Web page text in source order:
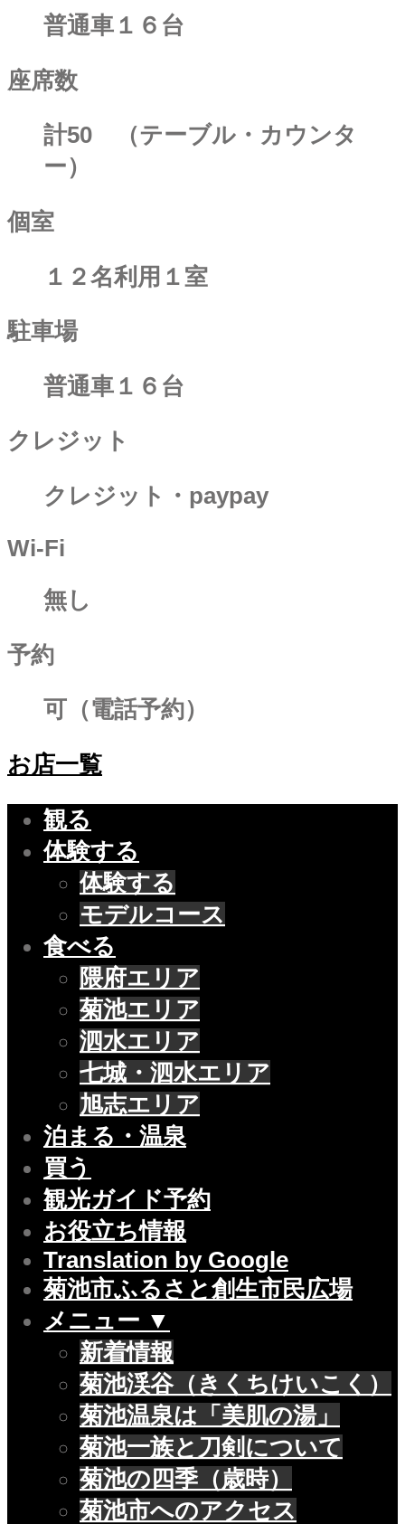
普通車１６台
座席数
計50 （テーブル・カウンタ
ー）
個室
１２名利用１室
駐車場
普通車１６台
クレジット
クレジット・paypay
Wi-Fi
無し
予約
可（電話予約）
お店一覧
観る
体験する
体験する
モデルコース
食べる
隈府エリア
菊池エリア
泗水エリア
七城・泗水エリア
旭志エリア
泊まる・温泉
買う
観光ガイド予約
お役立ち情報
Translation by Google
菊池市ふるさと創生市民広場
メニュー ▼
新着情報
菊池渓谷（きくちけいこく）
菊池温泉は「美肌の湯」
菊池一族と刀剣について
菊池の四季（歳時）
菊池市へのアクセス